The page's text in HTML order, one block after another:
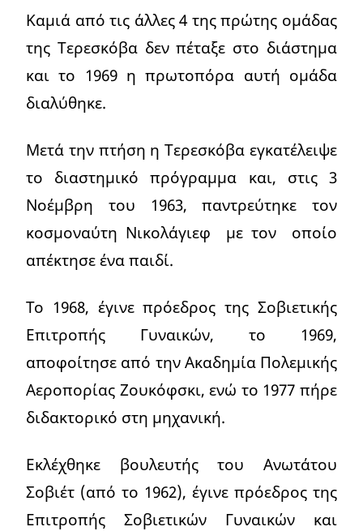
Καμιά από τις άλλες 4 της πρώτης ομάδας
της Τερεσκόβα δεν πέταξε στο διάστημα
και το 1969 η πρωτοπόρα αυτή ομάδα
διαλύθηκε.
Μετά την πτήση η Τερεσκόβα εγκατέλειψε
το διαστημικό πρόγραμμα και, στις 3
Νοέμβρη του 1963, παντρεύτηκε τον
κοσμοναύτη Νικολάγιεφ με τον οποίο
απέκτησε ένα παιδί.
Το 1968, έγινε πρόεδρος της Σοβιετικής
Επιτροπής Γυναικών, το 1969,
αποφοίτησε από την Ακαδημία Πολεμικής
Αεροπορίας Ζουκόφσκι, ενώ το 1977 πήρε
διδακτορικό στη μηχανική.
Εκλέχθηκε βουλευτής του Ανωτάτου
Σοβιέτ (από το 1962), έγινε πρόεδρος της
Επιτροπής Σοβιετικών Γυναικών και